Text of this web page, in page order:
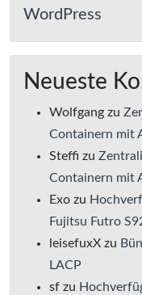
WordPress
Neueste
Wolfgang zu
Containern mit
Steffi zu
Containern mit
Exo zu
Fujitsu Futro
leisefuxX zu
LACP
sf zu